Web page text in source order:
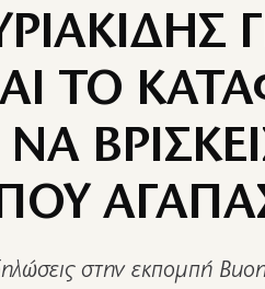
ΤΟ
στην εκπομπή